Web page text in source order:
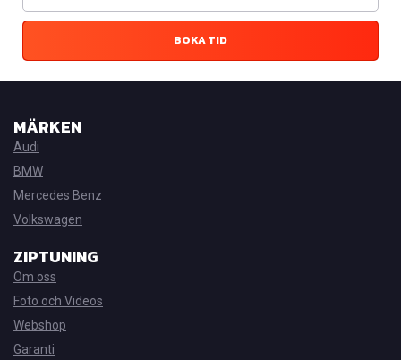
BOKA TID
MÄRKEN
Audi
BMW
Mercedes Benz
Volkswagen
ZIPTUNING
Om oss
Foto och Videos
Webshop
Garanti